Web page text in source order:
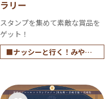
ラリー
スタンプを集めて素敵な賞品を
ゲット！
■ナッシーと行く！みやざ
2024年7月20日（土）～ 2
025年2月28日（金）